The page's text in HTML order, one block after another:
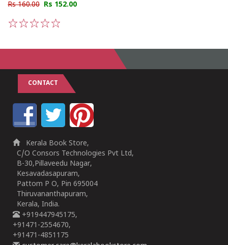
Rs 160.00 Rs 152.00
CONTACT
Kerala Book Store,
C/O Consors Technologies Pvt Ltd,
B-30,Pillaveedu Nagar,
Kesavadasapuram,
Pattom P O, Pin 695004
Thiruvananthapuram,
Kerala, India.
+919447945175,
+91471-2554670,
+91471-4851175